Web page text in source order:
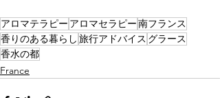
アロマテラピー アロマセラピー南フランス
香りのある暮らし 旅行アドバイス グラース
香水の都
France